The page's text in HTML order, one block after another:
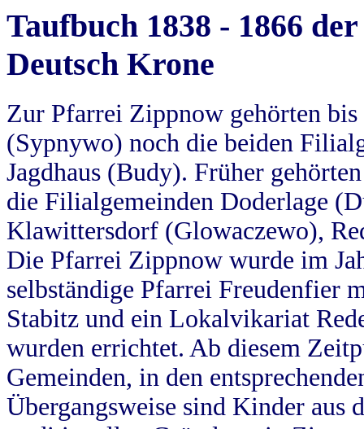
Taufbuch 1838 - 1866
Deutsch Krone
Zur Pfarrei Zippnow gehörten
(Sypnywo) noch die beiden
Jagdhaus (Budy). Früher
die Filialgemeinden Doderlage
Klawittersdorf (Glowaczewo),
Die Pfarrei Zippnow wurde im
selbständige Pfarrei Freudenfier
Stabitz und ein Lokalvikariat
wurden errichtet. Ab diesem
Gemeinden, in den
Übergangsweise sind Kinder aus